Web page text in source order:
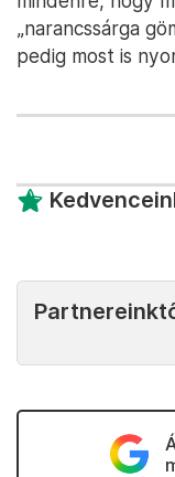
„narancssárga
pedig most is